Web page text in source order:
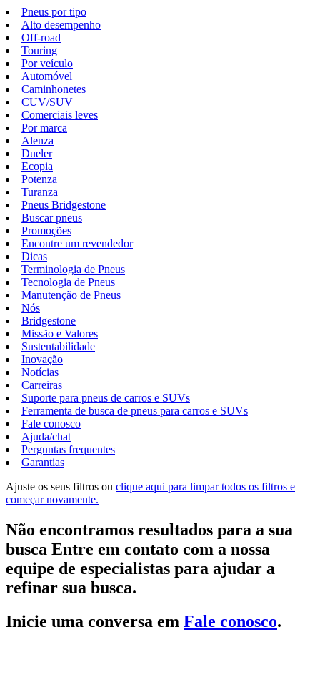
Pneus por tipo
Alto desempenho
Off-road
Touring
Por veículo
Automóvel
Caminhonetes
CUV/SUV
Comerciais leves
Por marca
Alenza
Dueler
Ecopia
Potenza
Turanza
Pneus Bridgestone
Buscar pneus
Promoções
Encontre um revendedor
Dicas
Terminologia de Pneus
Tecnologia de Pneus
Manutenção de Pneus
Nós
Bridgestone
Missão e Valores
Sustentabilidade
Inovação
Notícias
Carreiras
Suporte para pneus de carros e SUVs
Ferramenta de busca de pneus para carros e SUVs
Fale conosco
Ajuda/chat
Perguntas frequentes
Garantias
Ajuste os seus filtros ou clique aqui para limpar todos os filtros e
começar novamente.
Não encontramos resultados para a sua
busca Entre em contato com a nossa
equipe de especialistas para ajudar a
refinar sua busca.
Inicie uma conversa em Fale conosco.